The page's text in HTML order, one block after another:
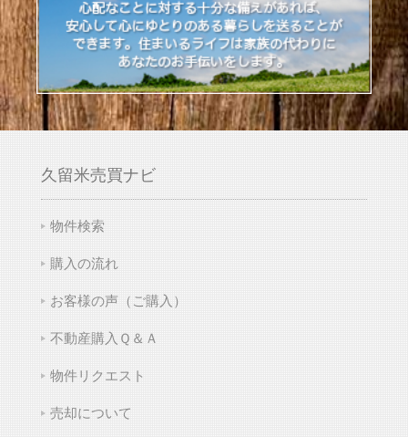
久留米売買ナビ
物件検索
購入の流れ
お客様の声（ご購入）
不動産購入Ｑ＆Ａ
物件リクエスト
売却について